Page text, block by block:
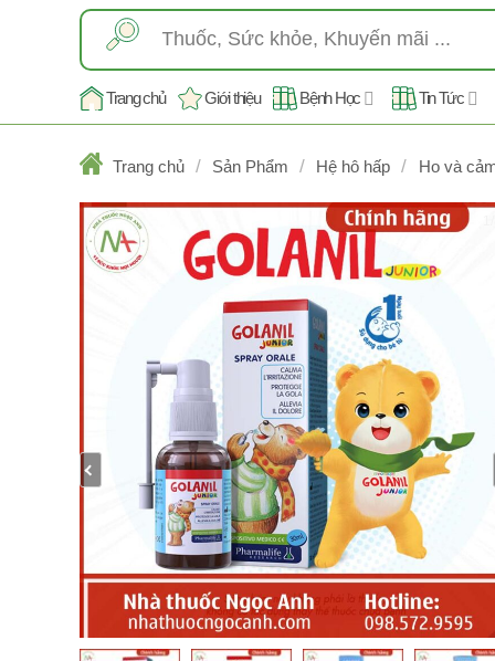
kiếm:
Trang chủ Giới thiệu Bệnh Học Tin Tức
Trang chủ / Sản Phẩm / Hệ hô hấp / Ho và